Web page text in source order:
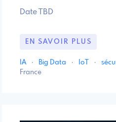
Date TBD
EN SAVOIR PLUS
IA · Big Data · IoT ·
France